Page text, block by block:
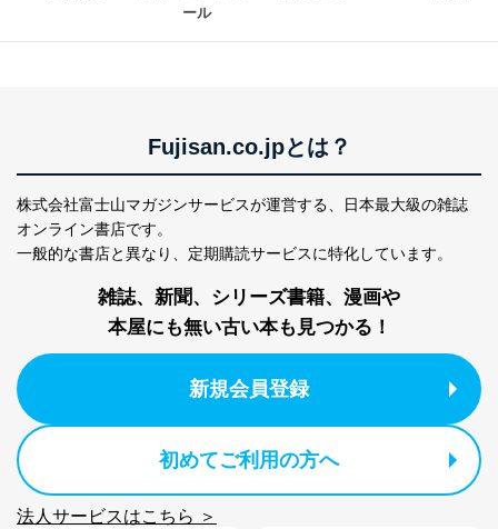
メール等により個人データの含まれるファイルを
当社は、内部監査及びマネジメントレビューの機会を通
善し、常に最良の状態を維持します。
苦情及び相談受付け窓口
貴殿の個人情報及び当社の個人情報保護マネジメントシ
ステムに関するご相談及び苦情については以下までご連
絡ください。
適切、かつ迅速に対応させていただきます。
株式会社富士山マガジンサービス 個人情報問い合わせ
FAX：03-5459-7073
改訂：2025年2月20日
ール
Fujisan.co.jpとは？
株式会社富士山マガジンサービスが運営する、
日本最大級の雑誌
オンライン書店です。
一般的な書店と異なり、 定期購読サービスに特化しています。
雑誌、新聞、シリーズ書籍、漫画や
本屋にも無い古い本も見つかる！
新規会員登録
初めてご利用の方へ
法人サービスはこちら ＞